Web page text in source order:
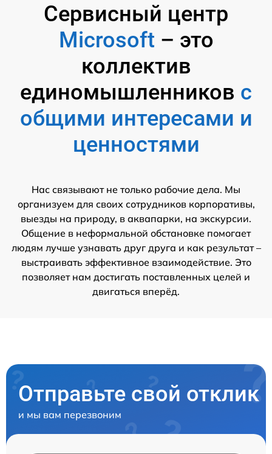
Сервисный центр
Microsoft – это
коллектив
единомышленников с
общими интересами и
ценностями
Нас связывают не только рабочие дела. Мы
организуем для своих сотрудников корпоративы,
выезды на природу, в аквапарки, на экскурсии.
Общение в неформальной обстановке помогает
людям лучше узнавать друг друга и как результат –
выстраивать эффективное взаимодействие. Это
позволяет нам достигать поставленных целей и
двигаться вперёд.
Отправьте свой отклик
и мы вам перезвоним